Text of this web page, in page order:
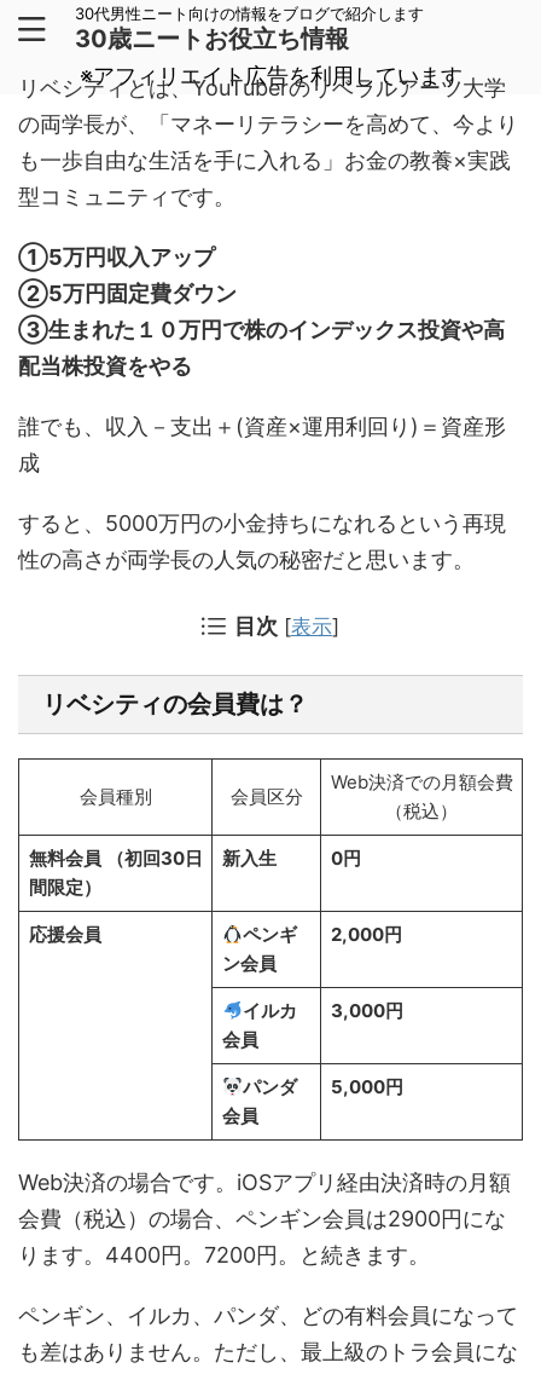
30代男性ニート向けの情報をブログで紹介します
30歳ニートお役立ち情報
※アフィリエイト広告を利用しています
リベシティとは、YouTuberのリベラルアーツ大学
の両学長が、「マネーリテラシーを高めて、今より
も一歩自由な生活を手に入れる」お金の教養×実践
型コミュニティです。
①5万円収入アップ
②5万円固定費ダウン
③生まれた１０万円で株のインデックス投資や高
配当株投資をやる
誰でも、収入－支出＋(資産×運用利回り)＝資産形
成
すると、5000万円の小金持ちになれるという再現
性の高さが両学長の人気の秘密だと思います。
目次 [表示]
リベシティの会員費は？
会員種別 会員区分
Web決済での月額会費
（税込）
無料会員
（初回30日
間限定）
新入生 0円
応援会員
ペンギ
ン会員
2,000円
イルカ
会員
3,000円
パンダ
会員
5,000円
Web決済の場合です。iOSアプリ経由決済時の月額
会費（税込）の場合、ペンギン会員は2900円にな
ります。4400円。7200円。と続きます。
ペンギン、イルカ、パンダ、どの有料会員になって
も差はありません。ただし、最上級のトラ会員にな